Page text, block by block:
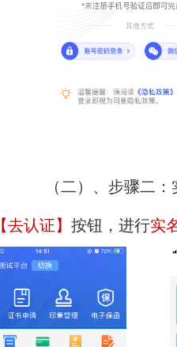
（二）、步骤二
【去认证】 按钮，进行实